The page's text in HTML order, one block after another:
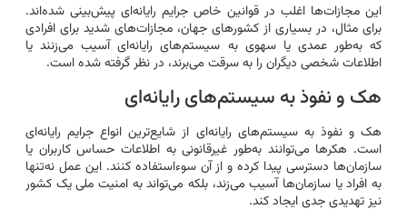
این مجازات‌ها اغلب در قوانین خاص جرایم رایانه‌ای پیش‌بینی شده‌اند.
برای مثال، در بسیاری از کشورهای جهان، مجازات‌های شدید برای افرادی
که به‌طور عمدی یا سهوی به سیستم‌های رایانه‌ای آسیب می‌زنند یا
اطلاعات شخصی دیگران را به سرقت می‌برند، در نظر گرفته شده است.
هک و نفوذ به سیستم‌های رایانه‌ای
هک و نفوذ به سیستم‌های رایانه‌ای از شایع‌ترین انواع جرایم رایانه‌ای
است. هکرها می‌توانند به‌طور غیرقانونی به اطلاعات حساس کاربران یا
سازمان‌ها دسترسی پیدا کرده و از آن سوءاستفاده کنند. این عمل نه‌تنها
به افراد یا سازمان‌ها آسیب می‌زند، بلکه می‌تواند به امنیت ملی یک کشور
نیز تهدیدی جدی ایجاد کند.